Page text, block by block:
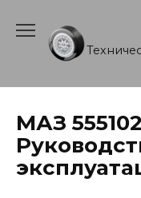
содержанию
МАЗ